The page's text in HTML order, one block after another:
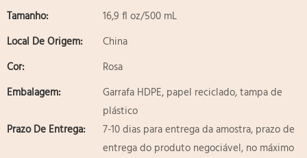
Tamanho:
16,9 fl oz/500 mL
Local De Origem:
China
Cor:
Rosa
Embalagem:
Garrafa HDPE, papel reciclado, tampa de
plástico
Prazo De Entrega:
7-10 dias para entrega da amostra, prazo de
entrega do produto negociável, no máximo